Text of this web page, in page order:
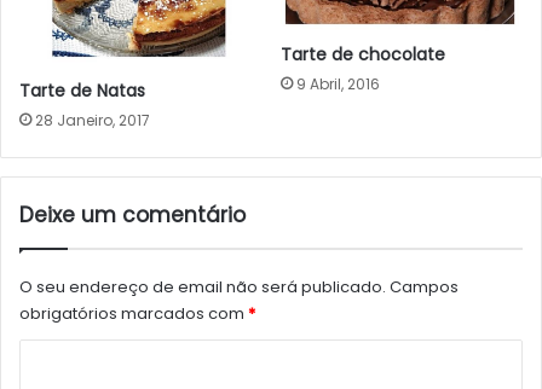
Tarte de Natas
28 Janeiro, 2017
Tarte de chocolate
9 Abril, 2016
Deixe um comentário
O seu endereço de email não será publicado. Campos
obrigatórios marcados com *